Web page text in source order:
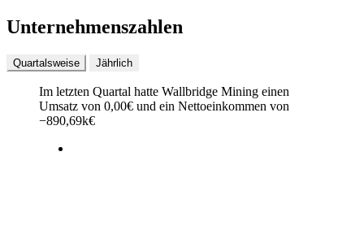
Unternehmenszahlen
Quartalsweise Jährlich
Im letzten Quartal hatte Wallbridge Mining einen
Umsatz von 0,00€ und ein Nettoeinkommen von
−890,69k€